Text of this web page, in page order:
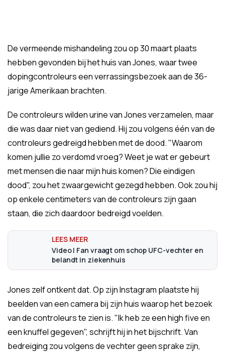
De vermeende mishandeling zou op 30 maart plaats
hebben gevonden bij het huis van Jones, waar twee
dopingcontroleurs een verrassingsbezoek aan de 36-
jarige Amerikaan brachten.
De controleurs wilden urine van Jones verzamelen, maar
die was daar niet van gediend. Hij zou volgens één van de
controleurs gedreigd hebben met de dood. "Waarom
komen jullie zo verdomd vroeg? Weet je wat er gebeurt
met mensen die naar mijn huis komen? Die eindigen
dood", zou het zwaargewicht gezegd hebben. Ook zou hij
op enkele centimeters van de controleurs zijn gaan
staan, die zich daardoor bedreigd voelden.
Video | Fan vraagt om schop UFC-vechter en
belandt in ziekenhuis
Jones zelf ontkent dat. Op zijn Instagram plaatste hij
beelden van een camera bij zijn huis waarop het bezoek
van de controleurs te zien is. "Ik heb ze een high five en
een knuffel gegeven", schrijft hij in het bijschrift. Van
bedreiging zou volgens de vechter geen sprake zijn,